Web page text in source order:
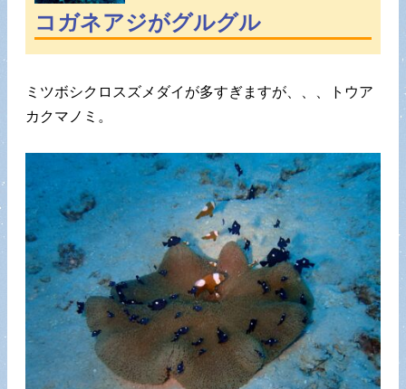
コガネアジがグルグル
ミツボシクロスズメダイが多すぎますが、、、トウア
カクマノミ。